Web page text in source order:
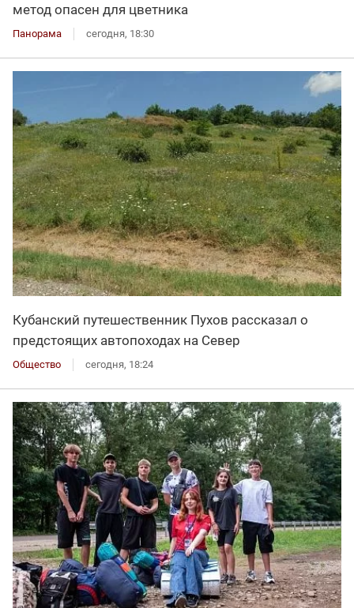
метод опасен для цветника
Панорама сегодня, 18:30
Кубанский путешественник Пухов рассказал о
предстоящих автопоходах на Север
Общество сегодня, 18:24